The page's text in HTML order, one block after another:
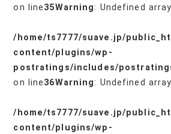
on line35Warning: Undefined
/home/ts7777/suave.jp/
content/plugins/wp-
postratings/includes/
on line36Warning: Undefined
/home/ts7777/suave.jp/
content/plugins/wp-